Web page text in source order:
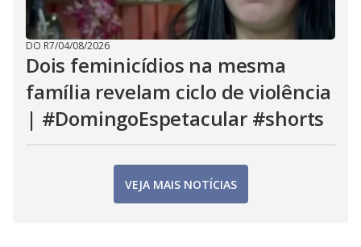
DO R7/04/08/2026
Dois feminicídios na mesma
família revelam ciclo de violência
| #DomingoEspetacular #shorts
VEJA MAIS NOTÍCIAS